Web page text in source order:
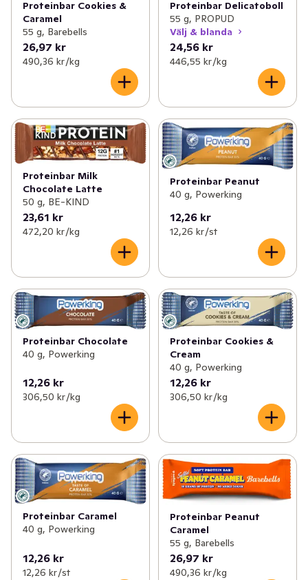
Proteinbar Cookies &
Caramel
55 g, Barebells
26,97 kr
490,36 kr /kg
Proteinbar Delicatoboll
55 g, PROPUD
Välj & blanda
24,56 kr
446,55 kr /kg
Proteinbar Milk
Chocolate Latte
50 g, BE-KIND
23,61 kr
472,20 kr /kg
Proteinbar Peanut
40 g, Powerking
12,26 kr
12,26 kr /st
Proteinbar Chocolate
40 g, Powerking
12,26 kr
306,50 kr /kg
Proteinbar Cookies &
Cream
40 g, Powerking
12,26 kr
306,50 kr /kg
Proteinbar Caramel
40 g, Powerking
12,26 kr
12,26 kr /st
Proteinbar Peanut
Caramel
55 g, Barebells
26,97 kr
490,36 kr /kg